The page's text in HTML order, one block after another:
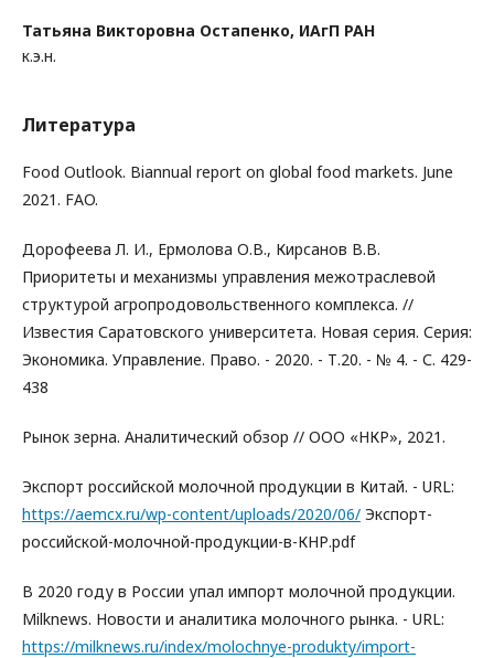
Татьяна Викторовна Остапенко, ИАгП РАН
к.э.н.
Литература
Food Outlook. Biannual report on global food markets. June
2021. FAO.
Дорофеева Л. И., Ермолова О.В., Кирсанов В.В.
Приоритеты и механизмы управления межотраслевой
структурой агропродовольственного комплекса. //
Известия Саратовского университета. Новая серия. Серия:
Экономика. Управление. Право. - 2020. - Т.20. - № 4. - С. 429-
438
Рынок зерна. Аналитический обзор // ООО «НКР», 2021.
Экспорт российской молочной продукции в Китай. - URL:
https://aemcx.ru/wp-content/uploads/2020/06/ Экспорт-
российской-молочной-продукции-в-КНР.pdf
В 2020 году в России упал импорт молочной продукции.
Milknews. Новости и аналитика молочного рынка. - URL:
https://milknews.ru/index/molochnye-produkty/import-